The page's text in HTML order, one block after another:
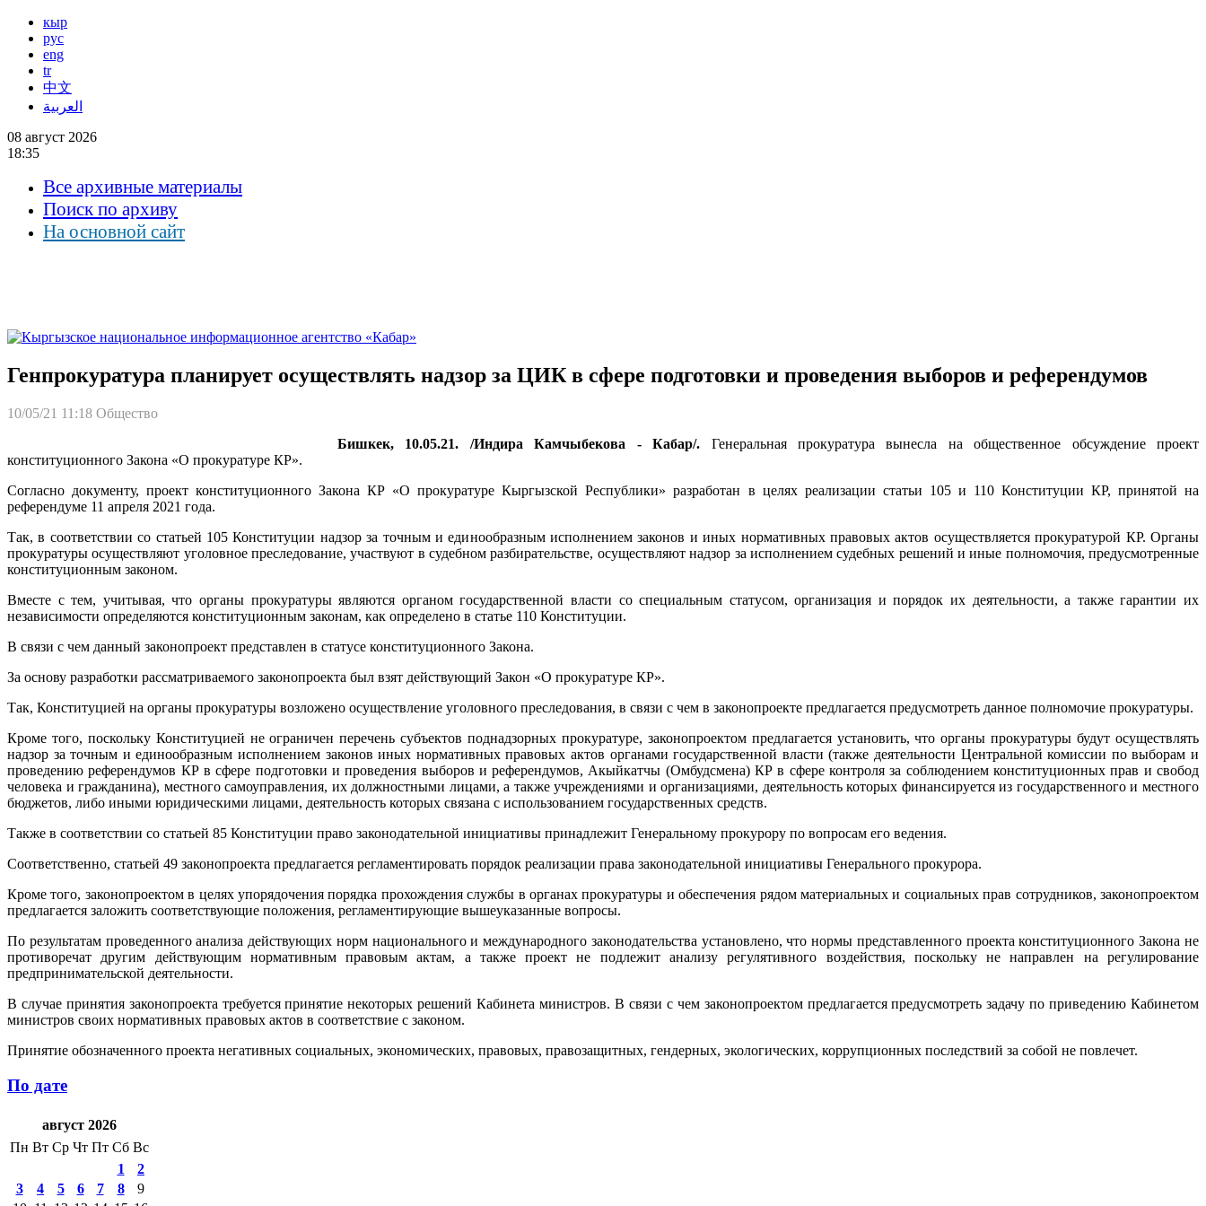
кыр
рус
eng
tr
中文
العربية
08 август 2026
18:35
Все архивные материалы
Поиск по архиву
На основной сайт
Генпрокуратура планирует осуществлять надзор за ЦИК в сфере подготовки и проведения выборов и референдумов
10/05/21 11:18 Общество
Бишкек, 10.05.21. /Индира Камчыбекова - Кабар/. Генеральная прокуратура вынесла на общественное обсуждение проект
конституционного Закона «О прокуратуре КР».
Согласно документу, проект конституционного Закона КР «О прокуратуре Кыргызской Республики» разработан в целях реализации статьи 105 и 110 Конституции КР, принятой на
референдуме 11 апреля 2021 года.
Так, в соответствии со статьей 105 Конституции надзор за точным и единообразным исполнением законов и иных нормативных правовых актов осуществляется прокуратурой КР. Органы
прокуратуры осуществляют уголовное преследование, участвуют в судебном разбирательстве, осуществляют надзор за исполнением судебных решений и иные полномочия, предусмотренные
конституционным законом.
Вместе с тем, учитывая, что органы прокуратуры являются органом государственной власти со специальным статусом, организация и порядок их деятельности, а также гарантии их
независимости определяются конституционным законам, как определено в статье 110 Конституции.
В связи с чем данный законопроект представлен в статусе конституционного Закона.
За основу разработки рассматриваемого законопроекта был взят действующий Закон «О прокуратуре КР».
Так, Конституцией на органы прокуратуры возложено осуществление уголовного преследования, в связи с чем в законопроекте предлагается предусмотреть данное полномочие прокуратуры.
Кроме того, поскольку Конституцией не ограничен перечень субъектов поднадзорных прокуратуре, законопроектом предлагается установить, что органы прокуратуры будут осуществлять
надзор за точным и единообразным исполнением законов иных нормативных правовых актов органами государственной власти (также деятельности Центральной комиссии по выборам и
проведению референдумов КР в сфере подготовки и проведения выборов и референдумов, Акыйкатчы (Омбудсмена) КР в сфере контроля за соблюдением конституционных прав и свобод
человека и гражданина), местного самоуправления, их должностными лицами, а также учреждениями и организациями, деятельность которых финансируется из государственного и местного
бюджетов, либо иными юридическими лицами, деятельность которых связана с использованием государственных средств.
Также в соответствии со статьей 85 Конституции право законодательной инициативы принадлежит Генеральному прокурору по вопросам его ведения.
Соответственно, статьей 49 законопроекта предлагается регламентировать порядок реализации права законодательной инициативы Генерального прокурора.
Кроме того, законопроектом в целях упорядочения порядка прохождения службы в органах прокуратуры и обеспечения рядом материальных и социальных прав сотрудников, законопроектом
предлагается заложить соответствующие положения, регламентирующие вышеуказанные вопросы.
По результатам проведенного анализа действующих норм национального и международного законодательства установлено, что нормы представленного проекта конституционного Закона не
противоречат другим действующим нормативным правовым актам, а также проект не подлежит анализу регулятивного воздействия, поскольку не направлен на регулирование
предпринимательской деятельности.
В случае принятия законопроекта требуется принятие некоторых решений Кабинета министров. В связи с чем законопроектом предлагается предусмотреть задачу по приведению Кабинетом
министров своих нормативных правовых актов в соответствие с законом.
Принятие обозначенного проекта негативных социальных, экономических, правовых, правозащитных, гендерных, экологических, коррупционных последствий за собой не повлечет.
По дате
август 2026
Пн Вт Ср Чт Пт Сб Вс
1
2
3
4 5 6 7 8
9